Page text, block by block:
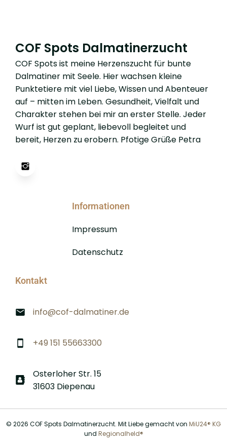
COF Spots Dalmatinerzucht
COF Spots ist meine Herzenszucht für bunte
Dalmatiner mit Seele. Hier wachsen kleine
Punktetiere mit viel Liebe, Wissen und Abenteuer
auf – mitten im Leben. Gesundheit, Vielfalt und
Charakter stehen bei mir an erster Stelle. Jeder
Wurf ist gut geplant, liebevoll begleitet und
bereit, Herzen zu erobern. Pfotige Grüße Petra
Informationen
Impressum
Datenschutz
Kontakt
info@cof-dalmatiner.de
+49 151 55663300
Osterloher Str. 15
31603 Diepenau
© 2026 COF Spots Dalmatinerzucht. Mit Liebe gemacht von MiU24® KG
und Regionalheld®